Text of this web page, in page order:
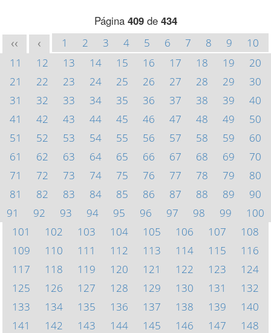
Página 409de 434
<< < 1 2 3 4 5 6 7 8 9
10
11
12 13 14 15 16 17 18 19
20
21
22 23 24 25 26 27 28 29
30
31
32 33 34 35 36 37 38 39
40
41
42 43 44 45 46 47 48 49
50
51
52 53 54 55 56 57 58 59
60
61
62 63 64 65 66 67 68 69
70
71
72 73 74 75 76 77 78 79
80
81
82 83 84 85 86 87 88 89
90
91
92 93 94 95 96 97 98 99
100
101
102 103 104 105 106 107
108
109
110 111 112 113 114 115
116
117
118 119 120 121 122 123
124
125
126 127 128 129 130 131
132
133
134 135 136 137 138 139
140
141
142 143 144 145 146 147
148